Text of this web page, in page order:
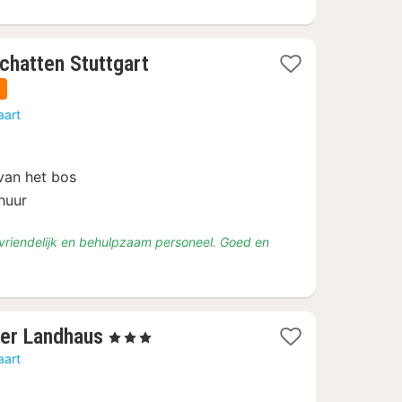
Stuttgart
het bos
en behulpzaam personeel. Goed en
Landhaus 1
, 3 Sterren